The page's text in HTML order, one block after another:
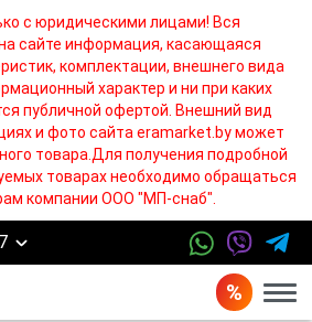
с юридическими лицами! Вся
сайте информация, касающаяся
комплектации, внешнего вида
характер и ни при каких
публичной офертой. Внешний вид
и фото сайта eramarket.by может
товара.Для получения подробной
товарах необходимо обращаться
компании ООО "МП-снаб".